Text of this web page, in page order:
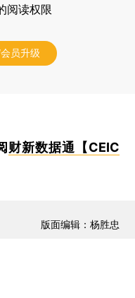
阅读权限
员升级
财新数据通【CEIC
版面编辑：杨胜忠